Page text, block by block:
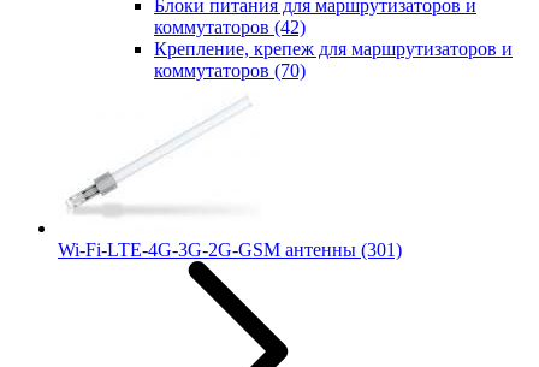
Блоки питания для маршрутизаторов и
коммутаторов (42)
Крепление, крепеж для маршрутизаторов и
коммутаторов (70)
Wi-Fi-LTE-4G-3G-2G-GSM антенны (301)